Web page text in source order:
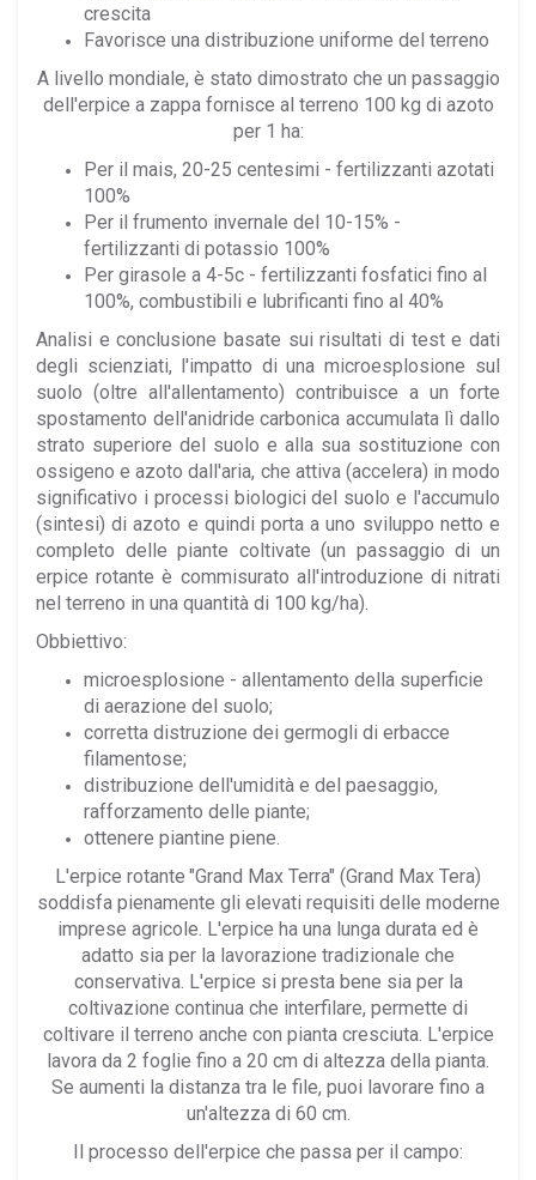
crescita
Favorisce una distribuzione uniforme del terreno
A livello mondiale, è stato dimostrato che un passaggio
dell'erpice a zappa fornisce al terreno 100 kg di azoto
per 1 ha:
Per il mais, 20-25 centesimi - fertilizzanti azotati
100%
Per il frumento invernale del 10-15% -
fertilizzanti di potassio 100%
Per girasole a 4-5c - fertilizzanti fosfatici fino al
100%, combustibili e lubrificanti fino al 40%
Analisi e conclusione basate sui risultati di test e dati
degli scienziati, l'impatto di una microesplosione sul
suolo (oltre all'allentamento) contribuisce a un forte
spostamento dell'anidride carbonica accumulata lì dallo
strato superiore del suolo e alla sua sostituzione con
ossigeno e azoto dall'aria, che attiva (accelera) in modo
significativo i processi biologici del suolo e l'accumulo
(sintesi) di azoto e quindi porta a uno sviluppo netto e
completo delle piante coltivate (un passaggio di un
erpice rotante è commisurato all'introduzione di nitrati
nel terreno in una quantità di 100 kg/ha).
Obbiettivo:
microesplosione - allentamento della superficie
di aerazione del suolo;
corretta distruzione dei germogli di erbacce
filamentose;
distribuzione dell'umidità e del paesaggio,
rafforzamento delle piante;
ottenere piantine piene.
L'erpice rotante "Grand Max Terra" (Grand Max Tera)
soddisfa pienamente gli elevati requisiti delle moderne
imprese agricole. L'erpice ha una lunga durata ed è
adatto sia per la lavorazione tradizionale che
conservativa. L'erpice si presta bene sia per la
coltivazione continua che interfilare, permette di
coltivare il terreno anche con pianta cresciuta. L'erpice
lavora da 2 foglie fino a 20 cm di altezza della pianta.
Se aumenti la distanza tra le file, puoi lavorare fino a
un'altezza di 60 cm.
Il processo dell'erpice che passa per il campo: